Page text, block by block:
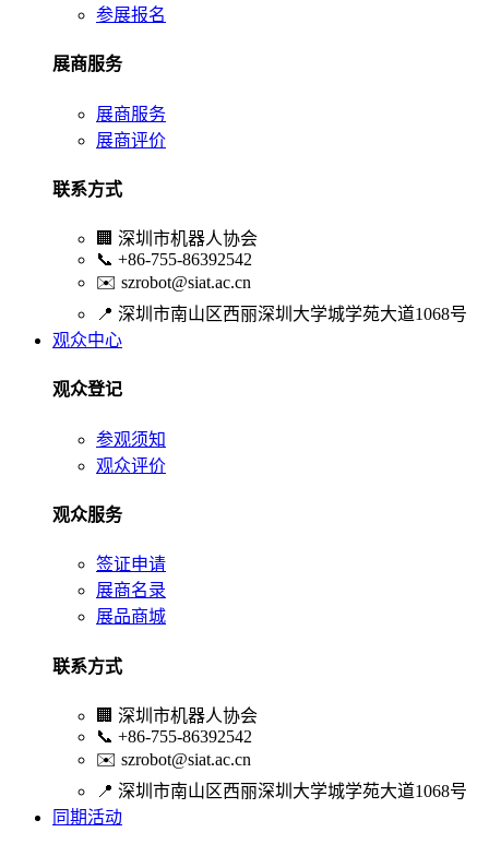
参展报名
展商服务
展商服务
展商评价
联系方式
🏢 深圳市机器人协会
📞 +86-755-86392542
✉️ szrobot@siat.ac.cn
📍 深圳市南山区西丽深圳大学城学苑大道1068号
观众中心
观众登记
参观须知
观众评价
观众服务
签证申请
展商名录
展品商城
联系方式
🏢 深圳市机器人协会
📞 +86-755-86392542
✉️ szrobot@siat.ac.cn
📍 深圳市南山区西丽深圳大学城学苑大道1068号
同期活动